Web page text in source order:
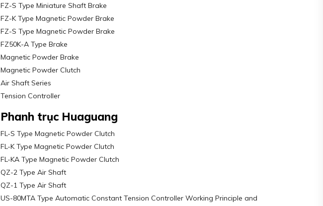
FZ-S Type Miniature Shaft Brake
FZ-K Type Magnetic Powder Brake
FZ-S Type Magnetic Powder Brake
FZ50K-A Type Brake
Magnetic Powder Brake
Magnetic Powder Clutch
Air Shaft Series
Tension Controller
Phanh trục Huaguang
FL-S Type Magnetic Powder Clutch
FL-K Type Magnetic Powder Clutch
FL-KA Type Magnetic Powder Clutch
QZ-2 Type Air Shaft
QZ-1 Type Air Shaft
US-80MTA Type Automatic Constant Tension Controller Working Principle and